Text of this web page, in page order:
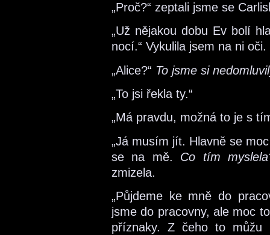
„Proč?“ zeptali jsme se
„Už nějakou dobu Ev bolí
nocí.“ Vykulila jsem na ni oči.
„Alice?“ To jsme si
„To jsi řekla ty.“
„Má pravdu, možná to je s
„Já musím jít. Hlavně se
se na mě. Co tím
zmizela.
„Půjdeme ke mně do
jsme do pracovny, ale moc
příznaky. Z čeho to